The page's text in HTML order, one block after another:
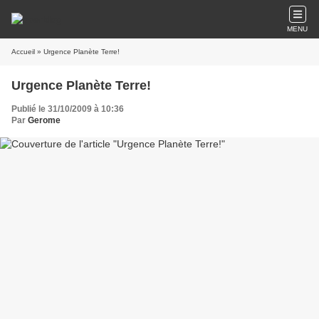
MENU
Accueil » Urgence Planète Terre!
Urgence Planète Terre!
Publié le 31/10/2009 à 10:36
Par Gerome